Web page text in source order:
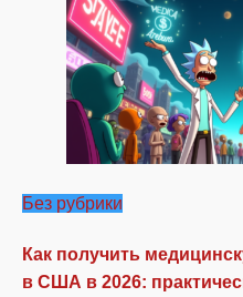
Без рубрики
Как получить
в США в 2026: